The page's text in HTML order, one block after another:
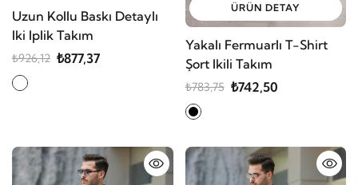
Uzun Kollu Baskı Detaylı
Iki Iplik Takım
₺926,12 ₺877,37
ÜRÜN DETAY
Yakalı Fermuarlı T-Shirt
Şort Ikili Takım
₺783,75 ₺742,50